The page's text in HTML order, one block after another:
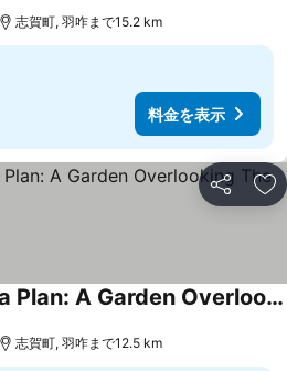
志賀町, 羽咋まで15.2 km
料金を表示
シェア お
2 Rooms By The Sea Plan: A Garden Overlooking The
志賀町, 羽咋まで12.5 km